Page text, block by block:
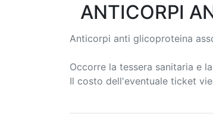
ANTICORPI
Anticorpi anti glicoproteina
Occorre la tessera sanitaria e
Il costo dell'eventuale ticket